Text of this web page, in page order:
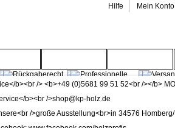
Hilfe Mein Konto
DIN links